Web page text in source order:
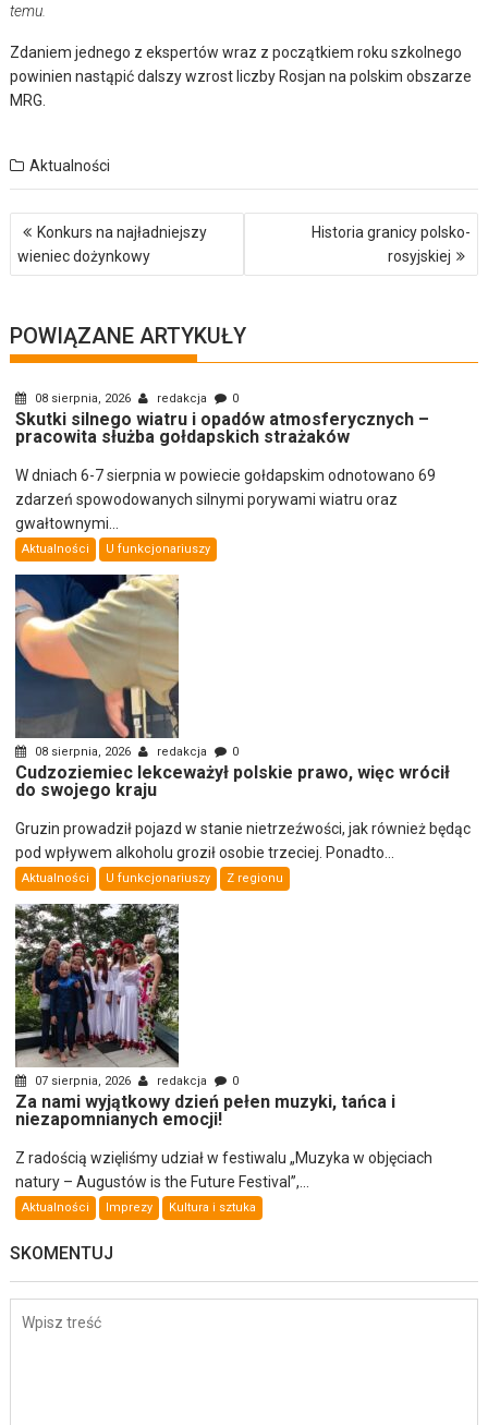
temu.
Zdaniem jednego z ekspertów wraz z początkiem roku szkolnego
powinien nastąpić dalszy wzrost liczby Rosjan na polskim obszarze
MRG.
Aktualności
Nawigacja
wpisu
Konkurs na najładniejszy
wieniec dożynkowy
Historia granicy polsko-
rosyjskiej
POWIĄZANE ARTYKUŁY
08 sierpnia, 2026 redakcja 0
Skutki silnego wiatru i opadów atmosferycznych –
pracowita służba gołdapskich strażaków
W dniach 6-7 sierpnia w powiecie gołdapskim odnotowano 69
zdarzeń spowodowanych silnymi porywami wiatru oraz
gwałtownymi...
Aktualności U funkcjonariuszy
08 sierpnia, 2026 redakcja 0
Cudzoziemiec lekceważył polskie prawo, więc wrócił
do swojego kraju
Gruzin prowadził pojazd w stanie nietrzeźwości, jak również będąc
pod wpływem alkoholu groził osobie trzeciej. Ponadto...
Aktualności U funkcjonariuszy Z regionu
07 sierpnia, 2026 redakcja 0
Za nami wyjątkowy dzień pełen muzyki, tańca i
niezapomnianych emocji!
Z radością wzięliśmy udział w festiwalu „Muzyka w objęciach
natury – Augustów is the Future Festival”,...
Aktualności Imprezy Kultura i sztuka
SKOMENTUJ